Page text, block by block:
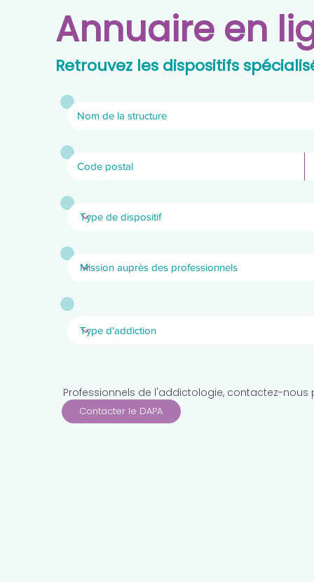
Annuaire en
Retrouvez les dispositifs
Professionnels de l'addictologie, contactez-
Contacter le DAPA